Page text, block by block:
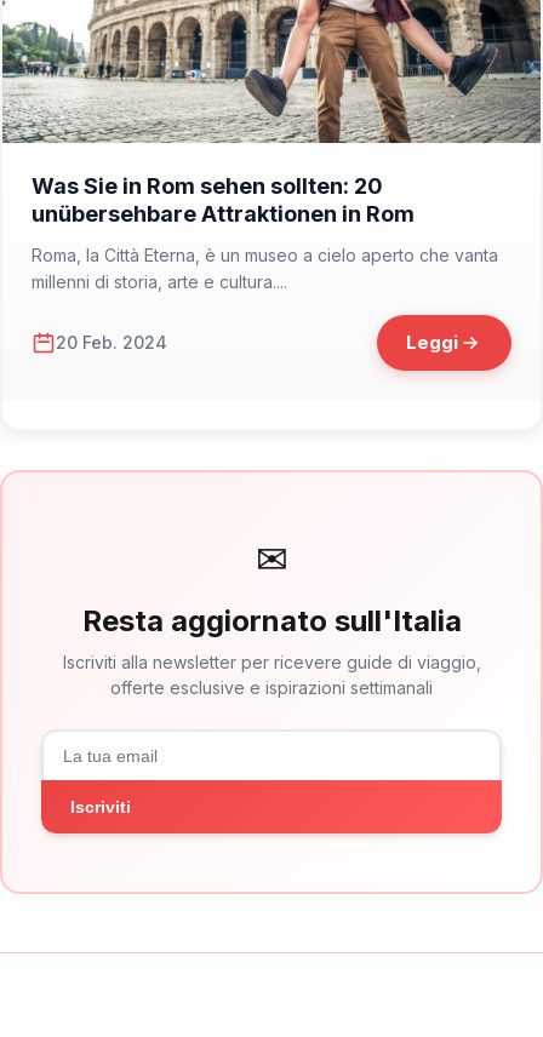
Was Sie in Rom sehen sollten: 20
unübersehbare Attraktionen in Rom
Roma, la Città Eterna, è un museo a cielo aperto che vanta
millenni di storia, arte e cultura....
20 Feb. 2024 Leggi
✉
Resta aggiornato sull'Italia
Iscriviti alla newsletter per ricevere guide di viaggio,
offerte esclusive e ispirazioni settimanali
Iscriviti